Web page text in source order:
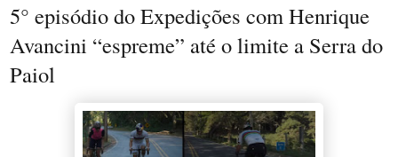
5° episódio do Expedições com Henrique
Avancini “espreme” até o limite a Serra do
Paiol